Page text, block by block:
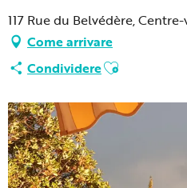
117 Rue du Belvédère,
Come arrivare
CondividereAjouter aux